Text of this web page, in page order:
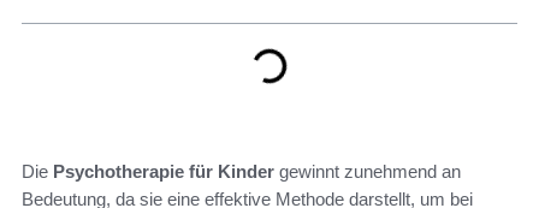
Die Psychotherapie für Kinder gewinnt zunehmend an
Bedeutung, da sie eine effektive Methode darstellt, um bei